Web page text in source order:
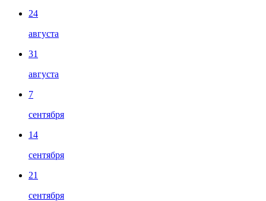
24
августа
31
августа
7
сентября
14
сентября
21
сентября